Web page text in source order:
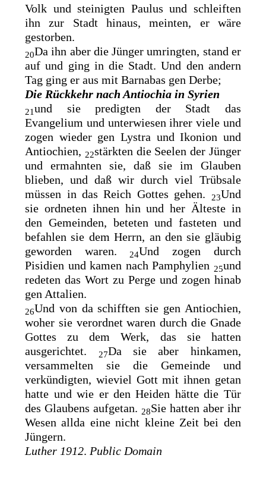
Volk undsteinigten Paulus und schleiften
ihn zur Stadt hinaus, meinten, er wäre
gestorben.
20Da ihn aber die Jünger umringten, stand er
auf und ging in die Stadt. Und den andern
Tag ging er aus mit Barnabas gen Derbe;
Die Rückkehr nach Antiochia in Syrien
21und sie predigten der Stadt das
Evangelium und unterwiesen ihrer viele und
zogen wieder gen Lystra und Ikonion und
Antiochien, 22stärkten die Seelen der Jünger
und ermahnten sie, daß sie im Glauben
blieben, und daß wir durch viel Trübsale
müssen in das Reich Gottes gehen.
23Und
sie ordneten ihnen hin und her Älteste in
den Gemeinden, beteten und fasteten und
befahlen sie dem Herrn, an den sie gläubig
geworden waren.
24Und zogen durch
Pisidien und kamen nach Pamphylien 25und
redeten das Wort zu Perge und zogen hinab
gen Attalien.
26Und von da schifften sie gen Antiochien,
woher sie verordnet waren durch die Gnade
Gottes zu dem Werk, das sie hatten
ausgerichtet.
27Da sie aber hinkamen,
versammelten sie die Gemeinde und
verkündigten, wieviel Gott mit ihnen getan
hatte und wie er den Heiden hättedie Tür
des Glaubens aufgetan. 28Sie hatten aber ihr
Wesen allda eine nicht kleine Zeit bei den
Jüngern.
Luther 1912. Public Domain